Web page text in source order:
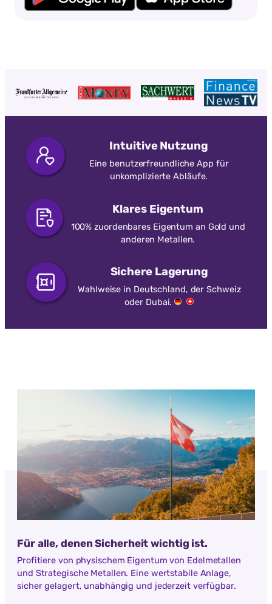
Intuitive Nutzung
Eine benutzerfreundliche App für
unkomplizierte Abläufe.
Klares Eigentum
100% zuordenbares Eigentum an Gold und
anderen Metallen.
Sichere Lagerung
Wahlweise in Deutschland, der Schweiz
oder Dubai.
Für alle, denen Sicherheit wichtig ist.
Profitiere von physischem Eigentum von Edelmetallen
und Strategische Metallen. Eine wertstabile Anlage,
sicher gelagert, unabhängig und jederzeit verfügbar.